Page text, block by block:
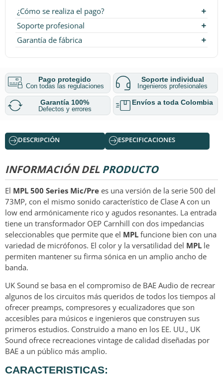
¿Cómo se realiza el pago?
Soporte profesional
Garantía de fábrica
Pago protegido
Con todas las regulaciones
Soporte individual
Ingenieros profesionales
Garantía 100%
Defectos y errores
Envíos a toda Colombia
DESCRIPCIÓN ESPECIFICACIONES
INFORMACIÓN DEL PRODUCTO
El MPL 500 Series Mic/Pre es una versión de la serie 500 del
73MP, con el mismo sonido característico de Clase A con un
low end armónicamente rico y agudos resonantes. La entrada
tiene un transformador OEP Carnhill con dos impedancias
seleccionables que permite que el MPL funcione bien con una
variedad de micrófonos. El color y la versatilidad del MPL le
permiten mantener su firma sónica en un amplio ancho de
banda.
UK Sound se basa en el compromiso de BAE Audio de recrear
algunos de los circuitos más queridos de todos los tiempos al
ofrecer preamps, compresores y ecualizadores que son
accesibles para músicos e ingenieros que construyen sus
primeros estudios. Construido a mano en los EE. UU., UK
Sound ofrece recreaciones vintage de calidad diseñadas por
BAE a un público más amplio.
CARACTERISTICAS: